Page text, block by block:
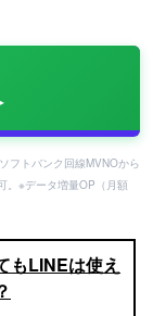
フトバンク回線MVNOから
。※データ増量OP（月額
もLINEは使え